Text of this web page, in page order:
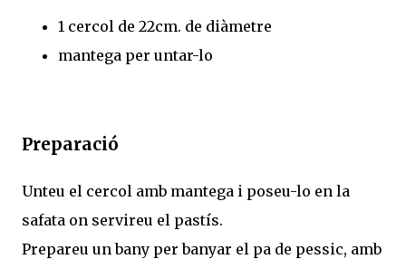
1 cercol de 22cm. de diàmetre
mantega per untar-lo
Preparació
Unteu el cercol amb mantega i poseu-lo en la
safata on servireu el pastís.
Prepareu un bany per banyar el pa de pessic, amb